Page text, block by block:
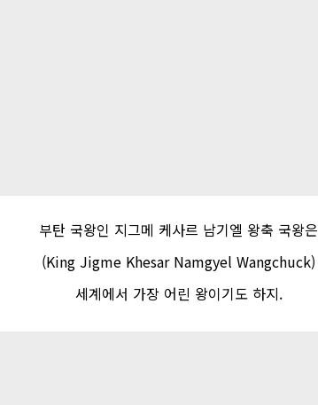
부탄 국왕인 지그메 케사르 남기엘 왕축 국왕은
(King Jigme Khesar Namgyel Wangchuck)
세계에서 가장 어린 왕이기도 하지.